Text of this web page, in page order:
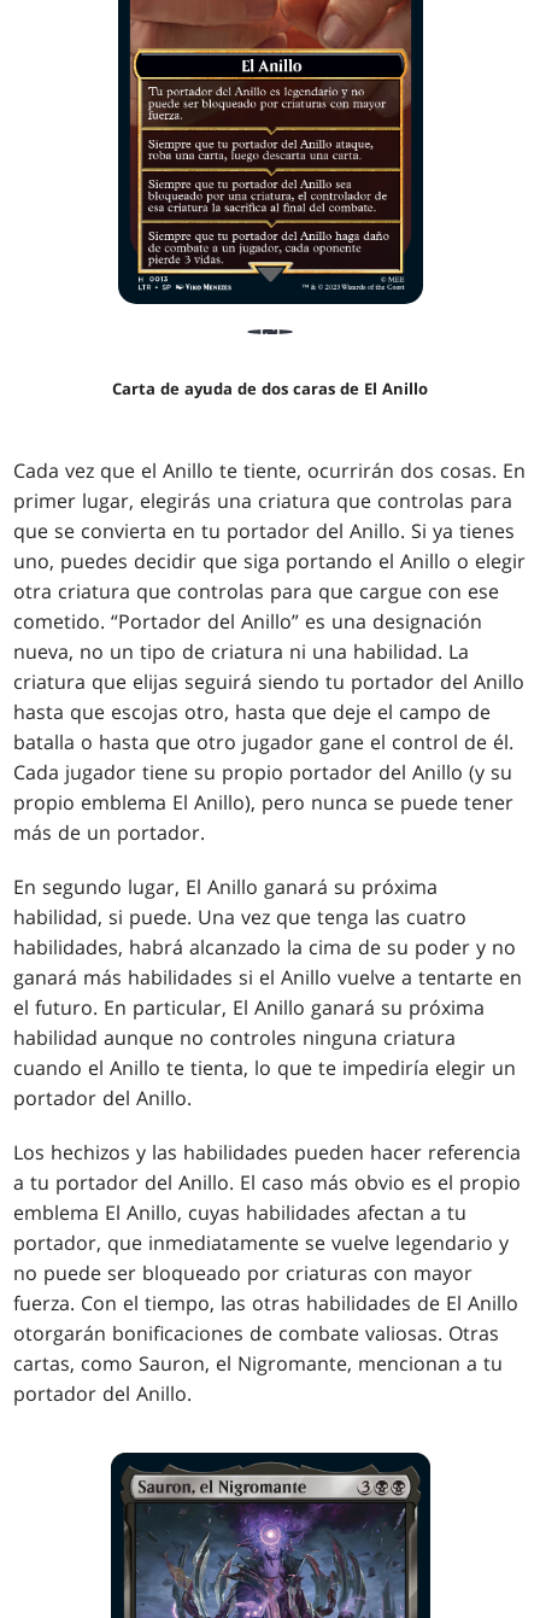
Carta de ayuda de dos caras de El Anillo
Cada vez que el Anillo te tiente, ocurrirán dos cosas. En
primer lugar, elegirás una criatura que controlas para
que se convierta en tu portador del Anillo. Si ya tienes
uno, puedes decidir que siga portando el Anillo o elegir
otra criatura que controlas para que cargue con ese
cometido. “Portador del Anillo” es una designación
nueva, no un tipo de criatura ni una habilidad. La
criatura que elijas seguirá siendo tu portador del Anillo
hasta que escojas otro, hasta que deje el campo de
batalla o hasta que otro jugador gane el control de él.
Cada jugador tiene su propio portador del Anillo (y su
propio emblema El Anillo), pero nunca se puede tener
más de un portador.
En segundo lugar, El Anillo ganará su próxima
habilidad, si puede. Una vez que tenga las cuatro
habilidades, habrá alcanzado la cima de su poder y no
ganará más habilidades si el Anillo vuelve a tentarte en
el futuro. En particular, El Anillo ganará su próxima
habilidad aunque no controles ninguna criatura
cuando el Anillo te tienta, lo que te impediría elegir un
portador del Anillo.
Los hechizos y las habilidades pueden hacer referencia
a tu portador del Anillo. El caso más obvio es el propio
emblema El Anillo, cuyas habilidades afectan a tu
portador, que inmediatamente se vuelve legendario y
no puede ser bloqueado por criaturas con mayor
fuerza. Con el tiempo, las otras habilidades de El Anillo
otorgarán bonificaciones de combate valiosas. Otras
cartas, como Sauron, el Nigromante, mencionan a tu
portador del Anillo.